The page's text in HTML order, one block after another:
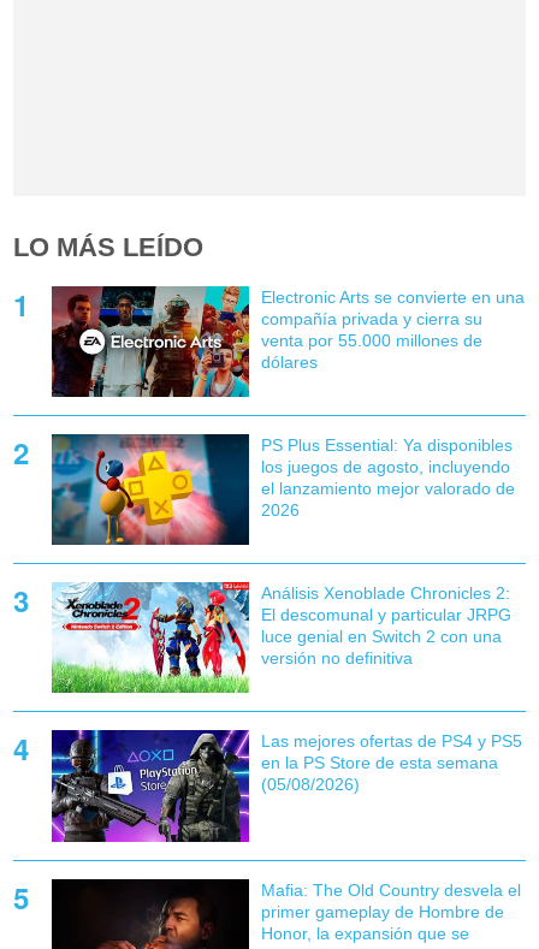
LO MÁS LEÍDO
Electronic Arts se convierte en una
compañía privada y cierra su
venta por 55.000 millones de
dólares
PS Plus Essential: Ya disponibles
los juegos de agosto, incluyendo
el lanzamiento mejor valorado de
2026
Análisis Xenoblade Chronicles 2:
El descomunal y particular JRPG
luce genial en Switch 2 con una
versión no definitiva
Las mejores ofertas de PS4 y PS5
en la PS Store de esta semana
(05/08/2026)
Mafia: The Old Country desvela el
primer gameplay de Hombre de
Honor, la expansión que se